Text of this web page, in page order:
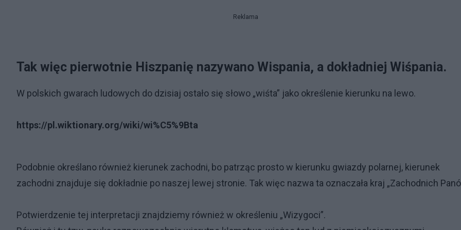
Reklama
Tak więc pierwotnie Hiszpanię nazywano Wispania, a dokładniej Wiśpania.
W polskich gwarach ludowych do dzisiaj ostało się słowo „wiśta” jako określenie kierunku na lewo.
https://pl.wiktionary.org/wiki/wi%C5%9Bta
Podobnie określano również kierunek zachodni, bo patrząc prosto w kierunku gwiazdy polarnej, kierunek
zachodni znajduje się dokładnie po naszej lewej stronie. Tak więc nazwa ta oznaczała kraj „Zachodnich
Potwierdzenie tej interpretacji znajdziemy również w określeniu „Wizygoci”.